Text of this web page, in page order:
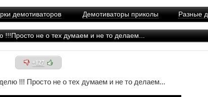
демотиваторов Демотиваторы приколы Разные
не о тех думаем и не то делаем...
+127
!!! Просто не о тех думаем и не то делаем...